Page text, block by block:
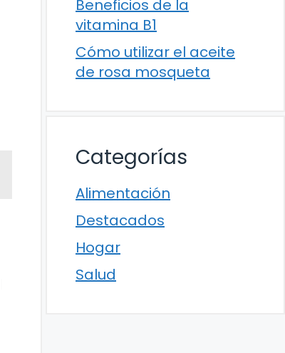
Beneficios de la
vitamina B1
Cómo utilizar el aceite
de rosa mosqueta
Categorías
Alimentación
Destacados
Hogar
Salud